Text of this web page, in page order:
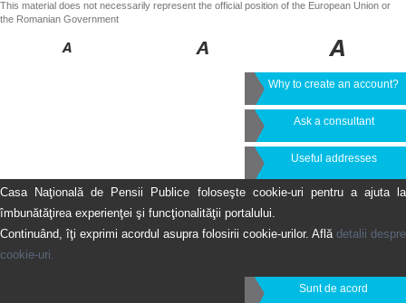
This material does not necessarily represent the official position of the European Union or
the Romanian Government
Why to create an account?
Ask a consultant
Useful addresses
Casa Naţională de Pensii Publice foloseşte cookie-uri pentru a ajuta la
îmbunătăţirea experienţei şi funcţionalităţii portalului.
Continuând, îţi exprimi acordul asupra folosirii cookie-urilor. Află detalii despre
cookie-uri.
Sunt de acord